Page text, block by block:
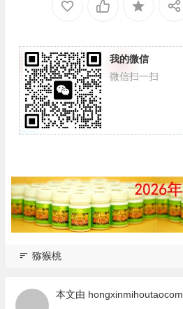
我的微信
微信扫一扫
猕猴桃
本文由 hongxinmihoutaocom